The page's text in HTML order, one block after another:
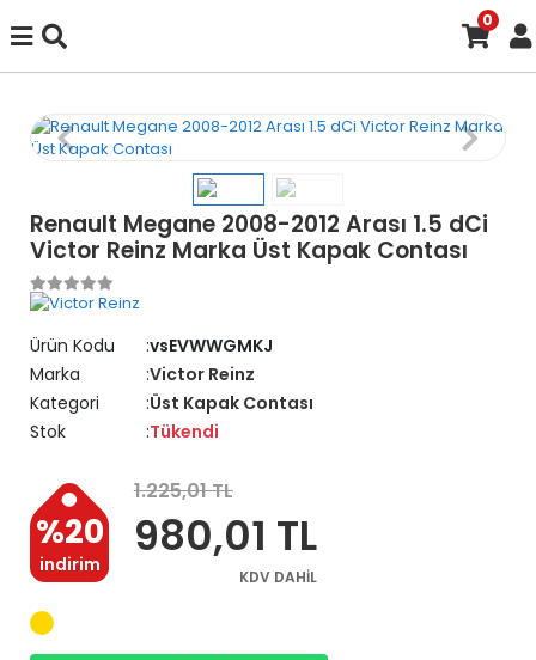
0
Renault Megane 2008-2012 Arası 1.5 dCi
Victor Reinz Marka Üst Kapak Contası
Ürün Kodu
vsEVWWGMKJ
Marka
Victor Reinz
Kategori
Üst Kapak Contası
Stok
Tükendi
%20
indirim
1.225,01 TL
980,01 TL
KDV DAHİL